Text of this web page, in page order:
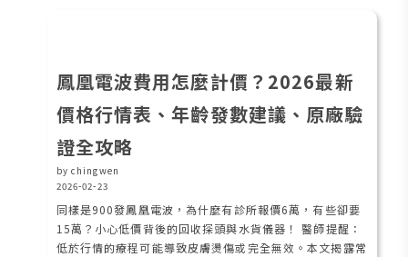
鳳凰電波費用怎麼計價？2026最新
價格行情表、年齡發數建議、原廠驗
證全攻略
by chingwen
2026-02-23
同樣是900發鳳凰電波，為什麼有診所報價6萬，有些卻要
15萬？小心低價背後的回收探頭與水貨儀器！ 醫師提醒：
低於行情的療程可能導致皮膚燙傷或完全無效。本文揭露常